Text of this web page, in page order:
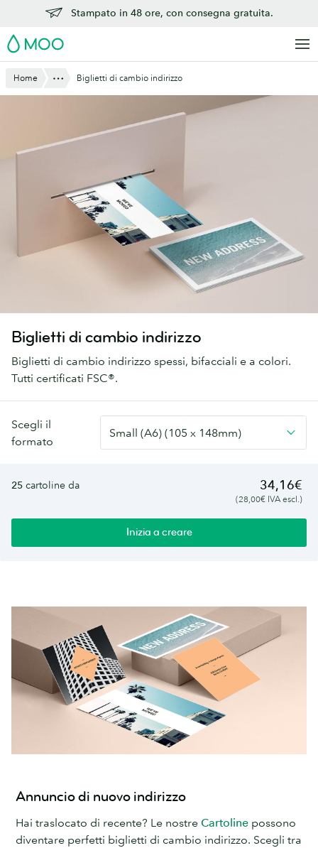
contenuto
principale
Stampato in 48 ore, con consegna gratuita.
MOO
Home Mostra tutto
Biglietti di cambio indirizzo
Biglietti di cambio indirizzo
Biglietti di cambio indirizzo spessi, bifacciali e a colori.
Tutti certificati FSC®.
Biglietti
di
Scegli il
formato
Small (A6) (105 x 148mm)
25 cartoline da 34,16€
(28,00€ IVA escl.)
Inizia a creare
Annuncio di nuovo indirizzo
Hai traslocato di recente? Le nostre Cartoline possono
diventare perfetti biglietti di cambio indirizzo. Scegli tra